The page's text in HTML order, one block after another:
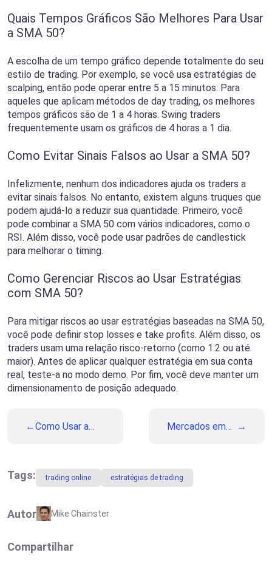
Quais Tempos Gráficos São Melhores Para Usar
a SMA 50?
A escolha de um tempo gráfico depende totalmente do seu
estilo de trading. Por exemplo, se você usa estratégias de
scalping, então pode operar entre 5 a 15 minutos. Para
aqueles que aplicam métodos de day trading, os melhores
tempos gráficos são de 1 a 4 horas. Swing traders
frequentemente usam os gráficos de 4 horas a 1 dia.
Como Evitar Sinais Falsos ao Usar a SMA 50?
Infelizmente, nenhum dos indicadores ajuda os traders a
evitar sinais falsos. No entanto, existem alguns truques que
podem ajudá-lo a reduzir sua quantidade. Primeiro, você
pode combinar a SMA 50 com vários indicadores, como o
RSI. Além disso, você pode usar padrões de candlestick
para melhorar o timing.
Como Gerenciar Riscos ao Usar Estratégias
com SMA 50?
Para mitigar riscos ao usar estratégias baseadas na SMA 50,
você pode definir stop losses e take profits. Além disso, os
traders usam uma relação risco-retorno (como 1:2 ou até
maior). Antes de aplicar qualquer estratégia em sua conta
real, teste-a no modo demo. Por fim, você deve manter um
dimensionamento de posição adequado.
Como Usar a
Rotina de
Trading
Mercados em
Bancos
Centrais,
Tags: trading online estratégias de trading
Autor Mike Chainster
Compartilhar